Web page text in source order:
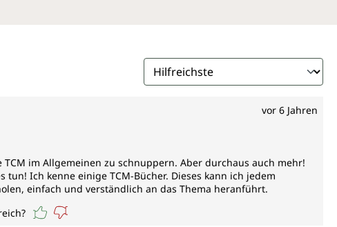
vor 6 Jahren
im Allgemeinen zu schnuppern. Aber durchaus auch mehr!
Ich kenne einige TCM-Bücher. Dieses kann ich jedem
einfach und verständlich an das Thema heranführt.